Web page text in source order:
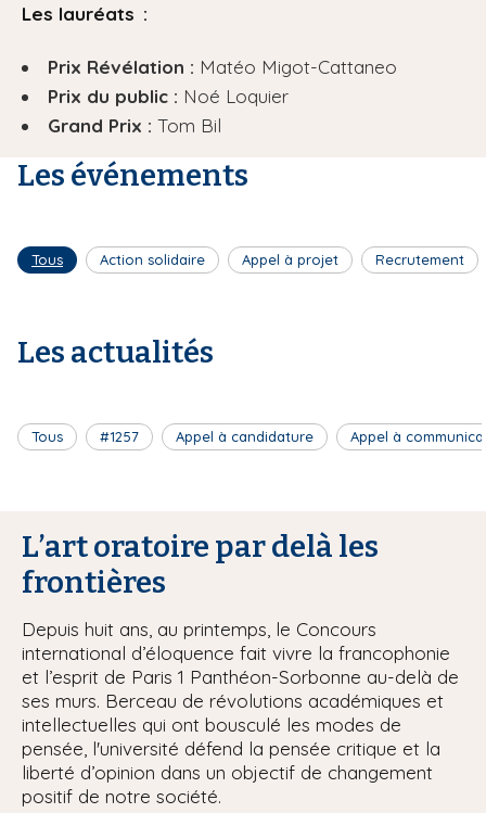
Les lauréats :
Prix Révélation : Matéo Migot-Cattaneo
Prix du public : Noé Loquier
Grand Prix : Tom Bil
Les événements
Tous Action solidaire Appel à projet Recrutement
Les actualités
Tous #1257 Appel à candidature Appel à
L’art oratoire par delà les
frontières
Depuis huit ans, au printemps, le Concours
international d’éloquence fait vivre la francophonie
et l’esprit de Paris 1 Panthéon-Sorbonne au-delà de
ses murs. Berceau de révolutions académiques et
intellectuelles qui ont bousculé les modes de
pensée, l'université défend la pensée critique et la
liberté d’opinion dans un objectif de changement
positif de notre société.